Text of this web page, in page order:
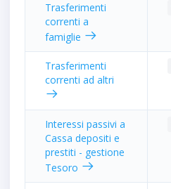
Trasferimenti
correnti a
famiglie
Trasferimenti
correnti ad altri
Interessi passivi a
Cassa depositi e
prestiti - gestione
Tesoro